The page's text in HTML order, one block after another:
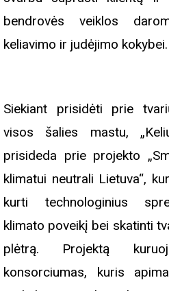
bendrovės veiklos
keliavimo ir judėjimo kokybei.
Siekiant prisidėti prie
visos šalies mastu,
prisideda prie projekto
klimatui neutrali Lietuva“,
kurti technologinius
klimato poveikį bei skatinti
plėtrą. Projektą
konsorciumas, kuris